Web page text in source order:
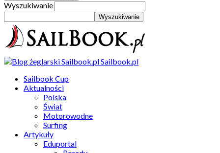
Wyszukiwanie
Sailbook.pl
Sailbook Cup
Aktualności
Polska
Świat
Motorowodne
Surfing
Artykuły
Eduportal